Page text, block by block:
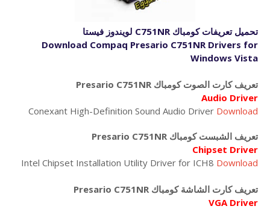
تحميل تعريفات كومباك C751NR لويندوز فيستا
Download Compaq Presario C751NR Drivers for
Windows Vista
تعريف كارت الصوت كومباك Presario C751NR
Audio Driver
Conexant High-Definition Sound Audio Driver Download
تعريف الشبست كومباك Presario C751NR
Chipset Driver
Intel Chipset Installation Utility Driver for ICH8 Download
تعريف كارت الشاشة كومباك Presario C751NR
VGA Driver